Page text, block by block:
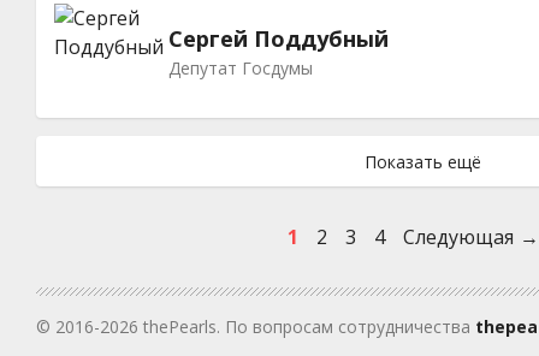
Сергей Поддубный
Депутат Госдумы
1 2 3 4 Следующая
© 2016-2026 thePearls. По вопросам сотрудничества